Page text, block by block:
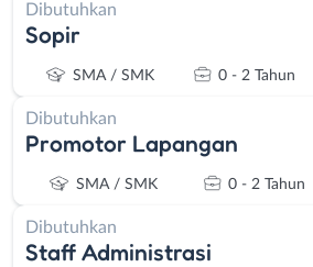
Dibutuhkan
Sopir
SMA / SMK 0 - 2 Tahun
Dibutuhkan
Promotor Lapangan
SMA / SMK 0 - 2 Tahun
Dibutuhkan
Staff Administrasi